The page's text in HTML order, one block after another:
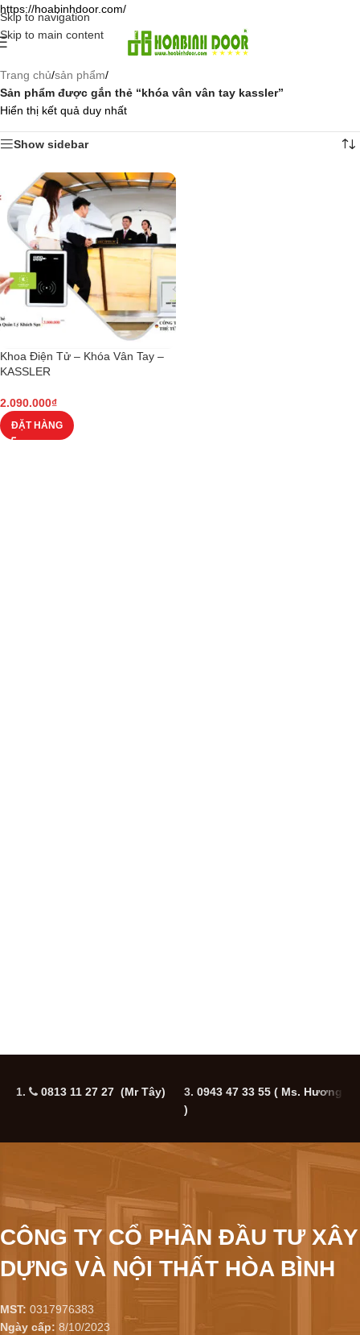
https://hoabinhdoor.com/
Skip to navigation
Skip to main content
Trang chủ/sản phẩm/
Sản phẩm được gắn thẻ “khóa vân vân tay kassler”
Hiển thị kết quả duy nhất
Show sidebar
Khoa Điện Tử – Khóa Vân Tay –
KASSLER
2.090.000₫
ĐẶT HÀNG
1. 0813 11 27 27 (Mr Tây) 3. 0943 47 33 55 ( Ms. Hương
)
CÔNG TY CỔ PHẦN ĐẦU TƯ XÂY
DỰNG VÀ NỘI THẤT HÒA BÌNH
MST: 0317976383
Ngày cấp: 8/10/2023